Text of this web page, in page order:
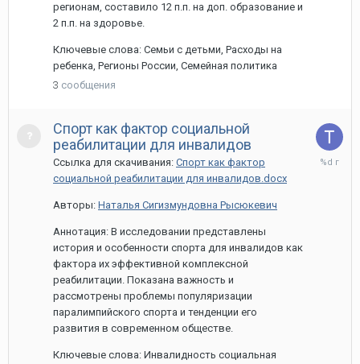
регионам, составило 12 п.п. на доп. образование и
2 п.п. на здоровье.
Ключевые слова: Семьи с детьми, Расходы на
ребенка, Регионы России, Семейная политика
3 сообщения
Спорт как фактор социальной
реабилитации для инвалидов
Ссылка для скачивания: Спорт как фактор
социальной реабилитации для инвалидов.docx
Авторы: Наталья Сигизмундовна Рысюкевич
Аннотация: В исследовании представлены
история и особенности спорта для инвалидов как
фактора их эффективной комплексной
реабилитации. Показана важность и
рассмотрены проблемы популяризации
паралимпийского спорта и тенденции его
развития в современном обществе.
Ключевые слова: Инвалидность социальная
27